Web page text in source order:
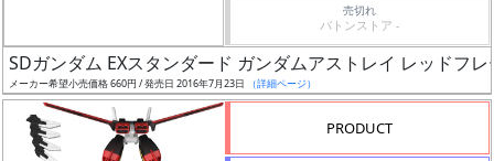
開
売切れ
バトンストア -
SDガンダム EXスタンダード ガンダムアストレイ レッドフレ
メーカー希望小売価格 660円 / 発売日 2016年7月23日 （詳細ページ）
PRODUCT